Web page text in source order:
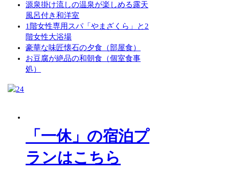
源泉掛け流しの温泉が楽しめる露天
風呂付き和洋室
1階女性専用スパ「やまざくら」と2
階女性大浴場
豪華な味匠懐石の夕食（部屋食）
お豆腐が絶品の和朝食（個室食事
処）
「一休」の宿泊プ
ランはこちら